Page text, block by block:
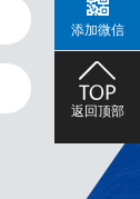
添加微信
返回顶部